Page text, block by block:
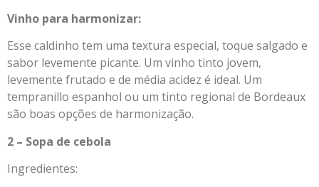
Vinho para harmonizar:
Esse caldinho tem uma textura especial, toque salgado e
sabor levemente picante. Um vinho tinto jovem,
levemente frutado e de média acidez é ideal. Um
tempranillo espanhol ou um tinto regional de Bordeaux
são boas opções de harmonização.
2 – Sopa de cebola
Ingredientes: